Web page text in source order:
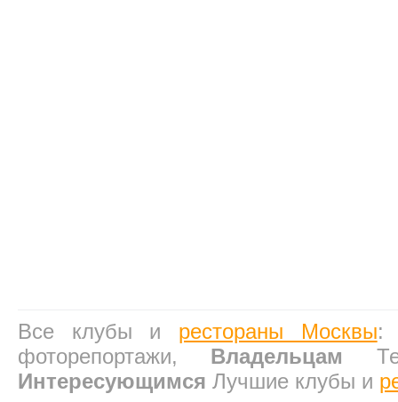
Все клубы и рестораны Москвы
фоторепортажи, Владельцам
Интересующимся Лучшие клубы и